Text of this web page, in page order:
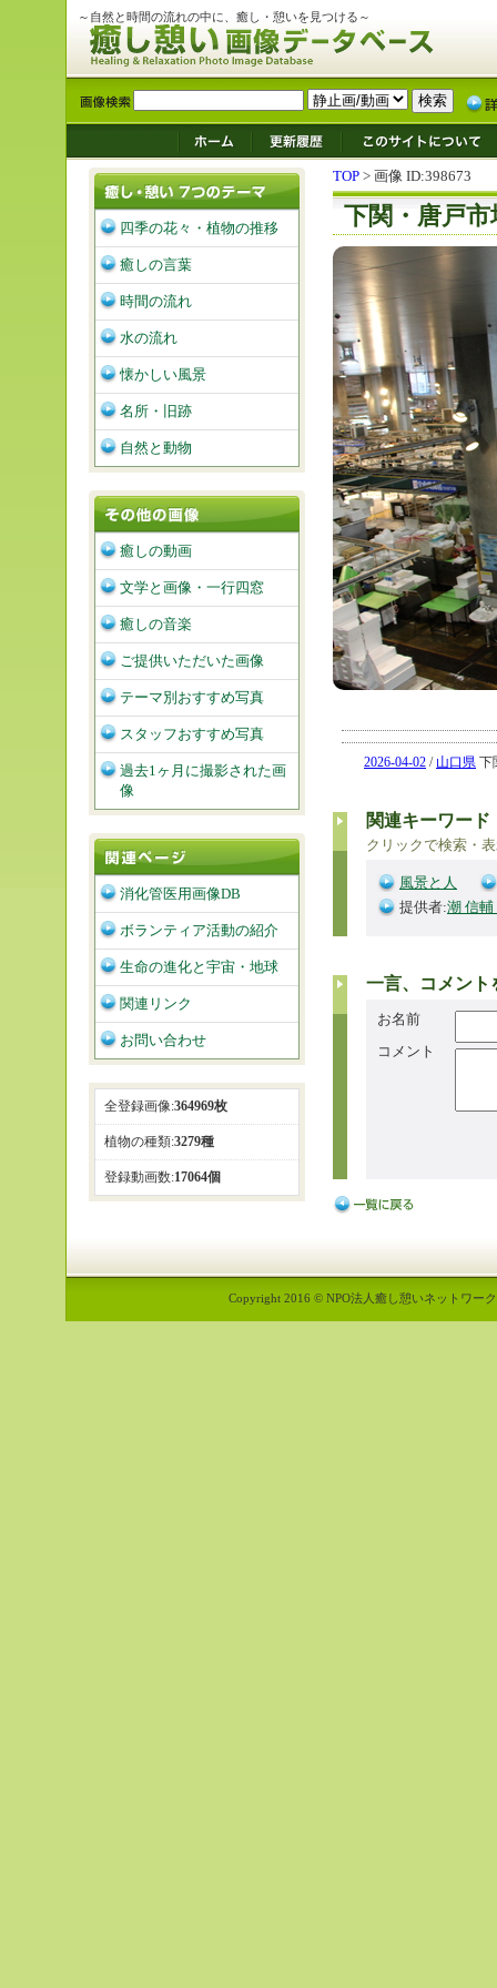
～自然と時間の流れの中に、癒し・憩いを見つける～
TOP > 画像 ID:398673
下関・唐戸
2026-04-02 / 山口県 下
関連キーワード
クリックで検索・
風景と人
提供者:潮 信
一言、コメント
お名前
コメント
四季の花々・植物の推移
癒しの言葉
時間の流れ
水の流れ
懐かしい風景
名所・旧跡
自然と動物
癒しの動画
文学と画像・一行四窓
癒しの音楽
ご提供いただいた画像
テーマ別おすすめ写真
スタッフおすすめ写真
過去1ヶ月に撮影された画
像
消化管医用画像DB
ボランティア活動の紹介
生命の進化と宇宙・地球
関連リンク
お問い合わせ
全登録画像:364969枚
植物の種類:3279種
登録動画数:17064個
Copyright 2016 © NPO法人癒し憩いネットワー